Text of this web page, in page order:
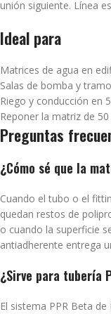
unión siguiente. Línea
Ideal para
Matrices de agua en
Salas de bomba y
Riego y conducción en
Reponer la matriz de
Preguntas
¿Cómo sé que la
Cuando el tubo o el
quedan restos de
o cuando la superficie
antiadherente entrega
¿Sirve para tubería
El sistema PPR Beta